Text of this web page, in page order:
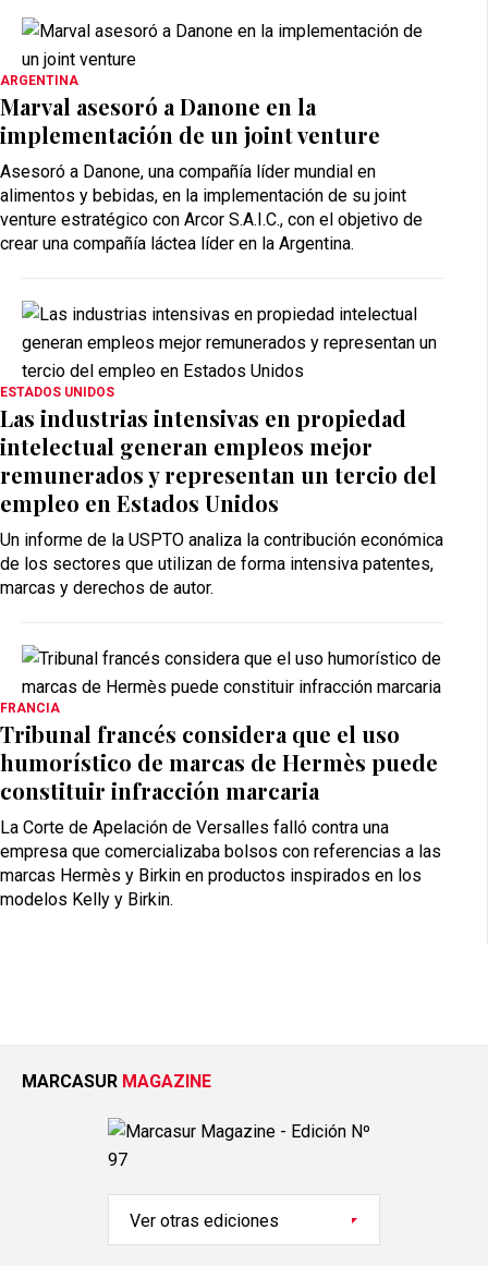
ARGENTINA
Marval asesoró a Danone en la
implementación de un joint venture
Asesoró a Danone, una compañía líder mundial en
alimentos y bebidas, en la implementación de su joint
venture estratégico con Arcor S.A.I.C., con el objetivo de
crear una compañía láctea líder en la Argentina.
ESTADOS UNIDOS
Las industrias intensivas en propiedad
intelectual generan empleos mejor
remunerados y representan un tercio del
empleo en Estados Unidos
Un informe de la USPTO analiza la contribución económica
de los sectores que utilizan de forma intensiva patentes,
marcas y derechos de autor.
FRANCIA
Tribunal francés considera que el uso
humorístico de marcas de Hermès puede
constituir infracción marcaria
La Corte de Apelación de Versalles falló contra una
empresa que comercializaba bolsos con referencias a las
marcas Hermès y Birkin en productos inspirados en los
modelos Kelly y Birkin.
MARCASUR MAGAZINE